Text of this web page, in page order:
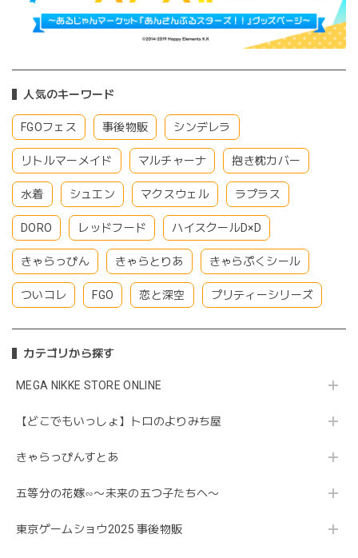
人気のキーワード
FGOフェス 事後物販 シンデレラ
リトルマーメイド マルチャーナ 抱き枕カバー
水着 シュエン マクスウェル ラプラス
DORO レッドフード ハイスクールD×D
きゃらっぴん きゃらとりあ きゃらぷくシール
ついコレ FGO 恋と深空 プリティーシリーズ
カテゴリから探す
MEGA NIKKE STORE ONLINE
【どこでもいっしょ】トロのよりみち屋
きゃらっぴんすとあ
五等分の花嫁∽〜未来の五つ子たちへ〜
東京ゲームショウ2025 事後物販